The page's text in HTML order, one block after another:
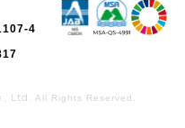
4
Ltd. All Rights Reserved.